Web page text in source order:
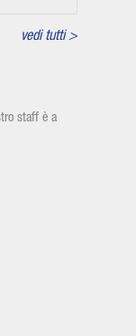
vedi tutti >
staff è a